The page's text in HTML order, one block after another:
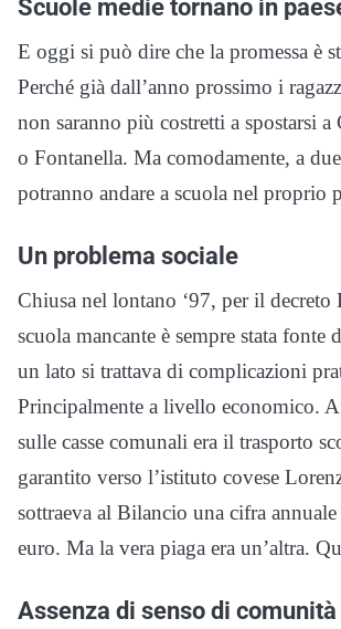
Scuole medie tornano in
E oggi si può dire che la promessa è
Perché già dall’anno prossimo i
non saranno più costretti a spostarsi
o Fontanella. Ma comodamente, a due
potranno andare a scuola nel proprio
Un problema sociale
Chiusa nel lontano ‘97, per il decreto
scuola mancante è sempre stata fonte
un lato si trattava di complicazioni
Principalmente a livello economico. A
sulle casse comunali era il trasporto
garantito verso l’istituto covese
sottraeva al Bilancio una cifra
euro. Ma la vera piaga era un’altra.
Assenza di senso di comunità